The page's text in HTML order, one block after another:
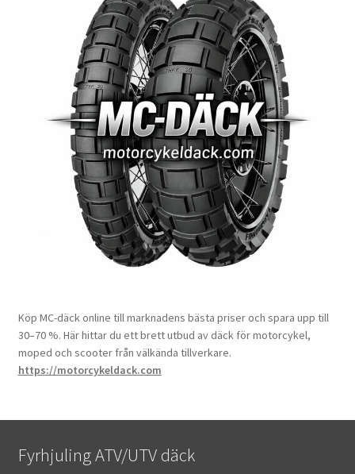
Köp MC-däck online till marknadens bästa priser och spara upp till
30–70 %. Här hittar du ett brett utbud av däck för motorcykel,
moped och scooter från välkända tillverkare.
https://motorcykeldack.com
Fyrhjuling ATV/UTV däck